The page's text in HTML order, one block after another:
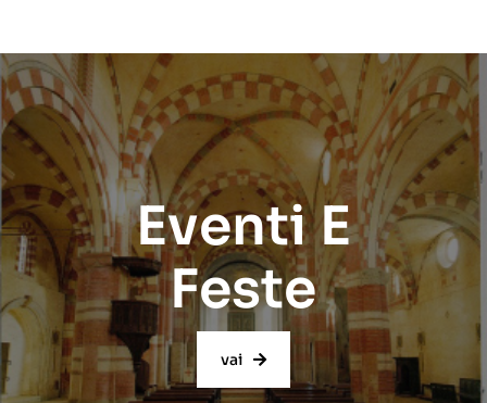
Eventi E
Feste
vai